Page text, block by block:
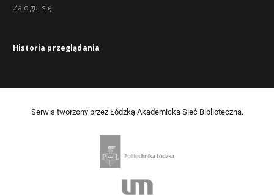
Zaloguj się
Historia przeglądania
Serwis tworzony przez Łódzką Akademicką Sieć Biblioteczną.